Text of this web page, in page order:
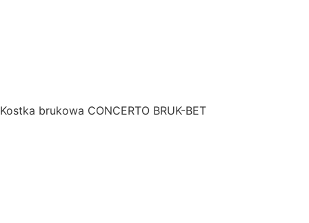
Kostka brukowa CONCERTO BRUK-BET